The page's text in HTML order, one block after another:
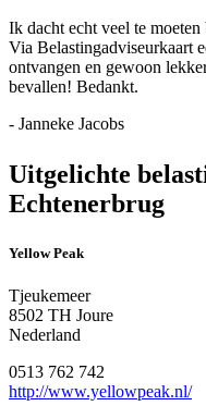
Ik dacht echt veel te
Via Belastingadviseurkaart
ontvangen en gewoon
bevallen! Bedankt.
- Janneke Jacobs
Uitgelichte
Echtenerbrug
Yellow Peak
Tjeukemeer
8502 TH Joure
Nederland
0513 762 742
http://www.yellowpeak.nl/